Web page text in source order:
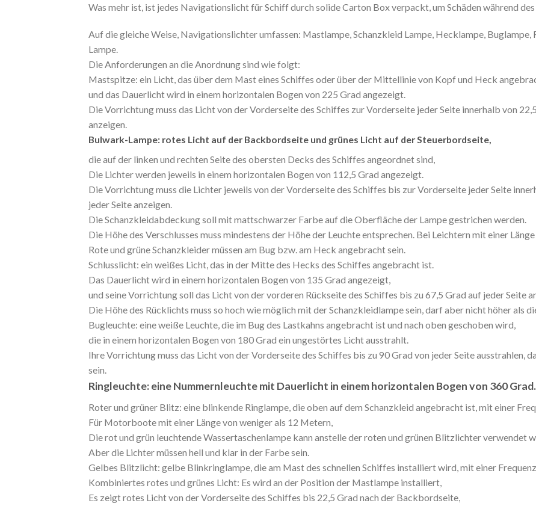
Was mehr ist, ist jedes Navigationslicht für Schiff durch solide Carton Box verpackt, um Schäden während
Auf die gleiche Weise, Navigationslichter umfassen: Mastlampe, Schanzkleid Lampe, Hecklampe,
Lampe.
Die Anforderungen an die Anordnung sind wie folgt:
Mastspitze: ein Licht, das über dem Mast eines Schiffes oder über der Mittellinie von Kopf und Heck
und das Dauerlicht wird in einem horizontalen Bogen von 225 Grad angezeigt.
Die Vorrichtung muss das Licht von der Vorderseite des Schiffes zur Vorderseite jeder Seite innerhalb von
anzeigen.
Bulwark-Lampe: rotes Licht auf der Backbordseite und grünes Licht auf der Steuerbordseite,
die auf der linken und rechten Seite des obersten Decks des Schiffes angeordnet sind,
Die Lichter werden jeweils in einem horizontalen Bogen von 112,5 Grad angezeigt.
Die Vorrichtung muss die Lichter jeweils von der Vorderseite des Schiffes bis zur Vorderseite jeder Seite
jeder Seite anzeigen.
Die Schanzkleidabdeckung soll mit mattschwarzer Farbe auf die Oberfläche der Lampe gestrichen werden.
Die Höhe des Verschlusses muss mindestens der Höhe der Leuchte entsprechen. Bei Leichtern mit einer
Rote und grüne Schanzkleider müssen am Bug bzw. am Heck angebracht sein.
Schlusslicht: ein weißes Licht, das in der Mitte des Hecks des Schiffes angebracht ist.
Das Dauerlicht wird in einem horizontalen Bogen von 135 Grad angezeigt,
und seine Vorrichtung soll das Licht von der vorderen Rückseite des Schiffes bis zu 67,5 Grad auf jeder Seite
Die Höhe des Rücklichts muss so hoch wie möglich mit der Schanzkleidlampe sein, darf aber nicht höher als
Bugleuchte: eine weiße Leuchte, die im Bug des Lastkahns angebracht ist und nach oben geschoben wird,
die in einem horizontalen Bogen von 180 Grad ein ungestörtes Licht ausstrahlt.
Ihre Vorrichtung muss das Licht von der Vorderseite des Schiffes bis zu 90 Grad von jeder Seite ausstrahlen,
sein.
Ringleuchte: eine Nummernleuchte mit Dauerlicht in einem horizontalen Bogen von 360 Grad.
Roter und grüner Blitz: eine blinkende Ringlampe, die oben auf dem Schanzkleid angebracht ist, mit einer
Für Motorboote mit einer Länge von weniger als 12 Metern,
Die rot und grün leuchtende Wassertaschenlampe kann anstelle der roten und grünen Blitzlichter verwendet
Aber die Lichter müssen hell und klar in der Farbe sein.
Gelbes Blitzlicht: gelbe Blinkringlampe, die am Mast des schnellen Schiffes installiert wird, mit einer
Kombiniertes rotes und grünes Licht: Es wird an der Position der Mastlampe installiert,
Es zeigt rotes Licht von der Vorderseite des Schiffes bis 22,5 Grad nach der Backbordseite,